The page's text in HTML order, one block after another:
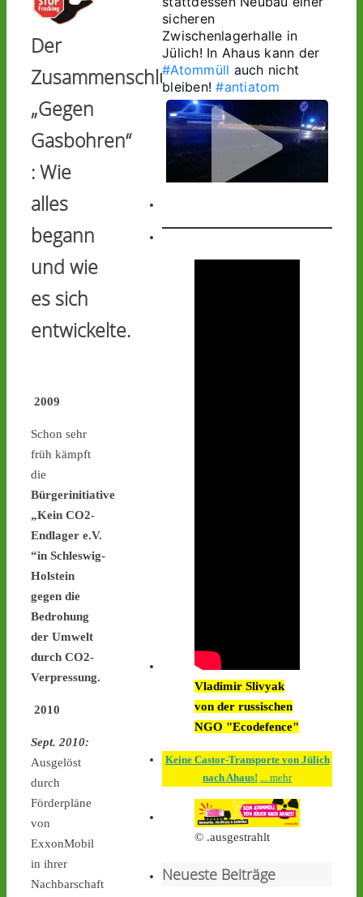
Der
Zusammenschluss
„Gegen
Gasbohren“
: Wie
alles
begann
und wie
es sich
entwickelte.
2009
Schon sehr
früh kämpft
die
Bürgerinitiative
„Kein CO2-
Endlager e.V.
“in Schleswig-
Holstein
gegen die
Bedrohung
der Umwelt
durch CO2-
Verpressung.
2010
Sept. 2010:
Ausgelöst
durch
Förderpläne
von
ExxonMobil
in ihrer
Nachbarschaft
sicheren
Zwischenlagerhalle in
#Atommüll auch nicht
bleiben! #antiatom
Castor stoppen!
@castorstoppen.bsky.social
An der Mahnwache in
30 Aktivist:innen aus, um
den zwölften
castor-stoppen.de/ticker/
#atommüll #castor
castor-stoppen.de
Vladimir Slivyak
von der russischen
NGO "Ecodefence"
Keine Castor-Transporte von Jülich
nach Ahaus!
... mehr
© .ausgestrahlt
Neueste Beiträge